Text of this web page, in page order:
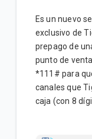
Control
Beneficios al
en paquetes |
Precios de
Hogar
Es un nuevo
exclusivo de
prepago de
punto de
*111# para
canales que
caja (con 8